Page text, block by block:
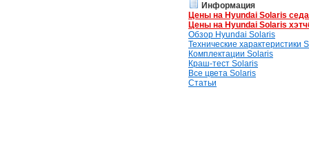
Информация
Цены на Hyundai Solaris
Цены на Hyundai Solaris
Обзор Hyundai Solaris
Технические характеристики
Комплектации Solaris
Краш-тест Solaris
Все цвета Solaris
Статьи